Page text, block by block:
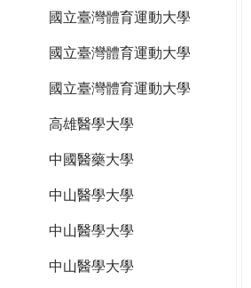
國立臺灣體育運動大學
國立臺灣體育運動大學
國立臺灣體育運動大學
高雄醫學大學
中國醫藥大學
中山醫學大學
中山醫學大學
中山醫學大學